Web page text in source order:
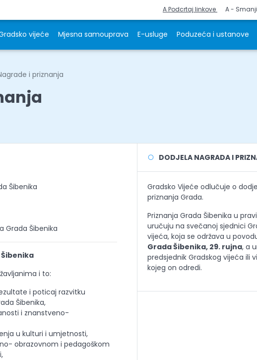
A Podcrtaj linkove A -
vijeće Mjesna samouprava E-usluge Poduzeća i ustanove
i priznanja
Šibenika
Grada Šibenika
i to:
i poticaj razvitku
Šibenika,
i znanstveno-
u kulturi i umjetnosti,
obrazovnom i pedagoškom
DODJELA NAGRADA I
Gradsko Vijeće odlučuje o
priznanja Grada.
Priznanja Grada Šibenika u
uručuju na svečanoj sjednici
vijeća, koja se održava u
Grada Šibenika, 29. rujna, a
predsjednik Gradskog vijeća ili
kojeg on odredi.